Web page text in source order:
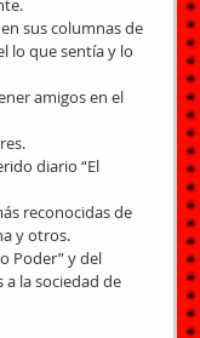
sus columnas de
lo que sentía y lo
amigos en el
diario “El
reconocidas de
y otros.
Poder” y del
la sociedad de